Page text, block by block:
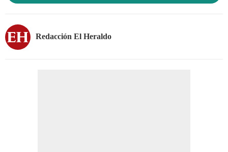
Redacción El Heraldo